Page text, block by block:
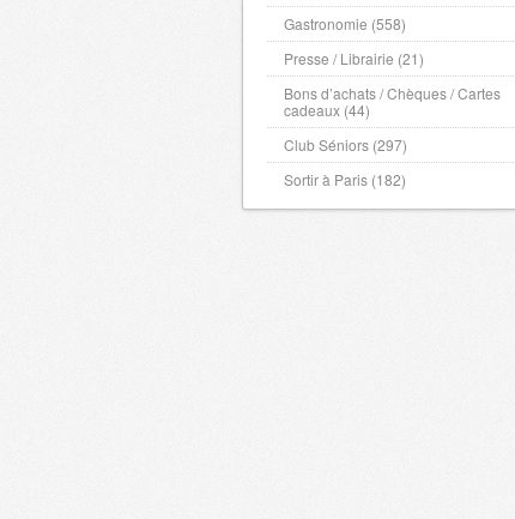
Gastronomie (558)
Presse / Librairie (21)
Bons d’achats / Chèques / Cartes
cadeaux (44)
Club Séniors (297)
Sortir à Paris (182)